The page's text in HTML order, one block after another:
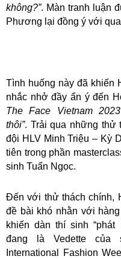
không?”. Màn tranh luận
Phương lại đồng ý với
Tình huống này đã khiến
nhắc nhở đầy ẩn ý đến
The Face Vietnam
thôi”. Trải qua những thử
đội HLV Minh Triệu – Kỳ
tiên trong phần
sinh Tuấn Ngọc.
Đến với thử thách chính,
đề bài khó nhằn với
khiến dàn thí sinh
đang là Vedette của
International Fashion